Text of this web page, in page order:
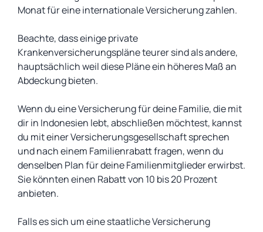
Monat für eine internationale Versicherung zahlen.
Beachte, dass einige private
Krankenversicherungspläne teurer sind als andere,
hauptsächlich weil diese Pläne ein höheres Maß an
Abdeckung bieten.
Wenn du eine Versicherung für deine Familie, die mit
dir in Indonesien lebt, abschließen möchtest, kannst
du mit einer Versicherungsgesellschaft sprechen
und nach einem Familienrabatt fragen, wenn du
denselben Plan für deine Familienmitglieder erwirbst.
Sie könnten einen Rabatt von 10 bis 20 Prozent
anbieten.
Falls es sich um eine staatliche Versicherung